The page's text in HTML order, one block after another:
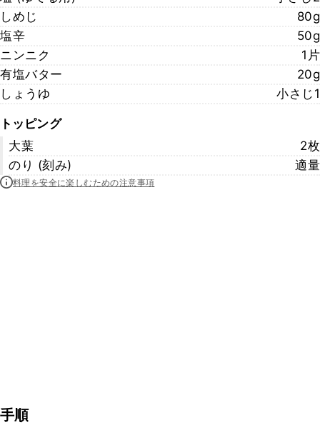
しめじ
80g
塩辛
50g
ニンニク
1片
有塩バター
20g
しょうゆ
小さじ1
トッピング
大葉
2枚
のり (刻み)
適量
料理を安全に楽しむための注意事項
手順